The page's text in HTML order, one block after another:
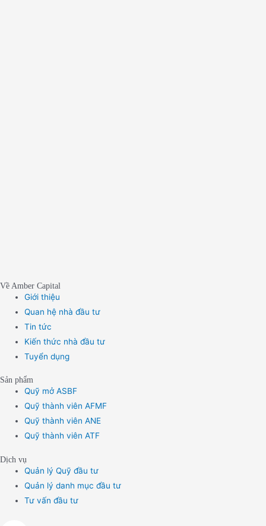
Về Amber Capital
Giới thiệu
Quan hệ nhà đầu tư
Tin tức
Kiến thức nhà đầu tư
Tuyển dụng
Sản phẩm
Quỹ mở ASBF
Quỹ thành viên AFMF
Quỹ thành viên ANE
Quỹ thành viên ATF
Dịch vụ
Quản lý Quỹ đầu tư
Quản lý danh mục đầu tư
Tư vấn đầu tư